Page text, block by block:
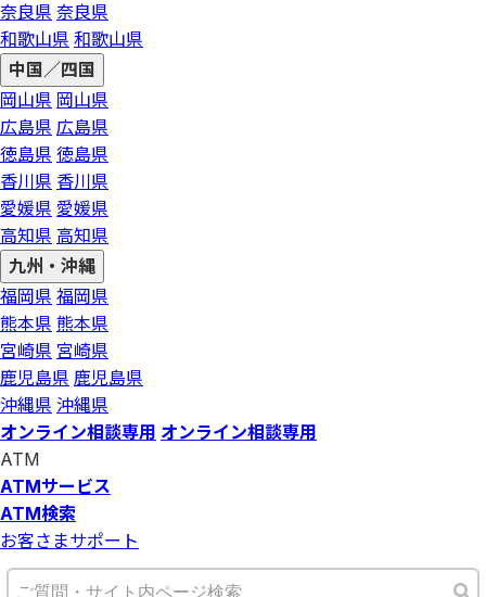
奈良県 奈良県
和歌山県 和歌山県
中国／四国
岡山県 岡山県
広島県 広島県
徳島県 徳島県
香川県 香川県
愛媛県 愛媛県
高知県 高知県
九州・沖縄
福岡県 福岡県
熊本県 熊本県
宮崎県 宮崎県
鹿児島県 鹿児島県
沖縄県 沖縄県
オンライン相談専用 オンライン相談専用
ATM
ATMサービス
ATM検索
お客さまサポート